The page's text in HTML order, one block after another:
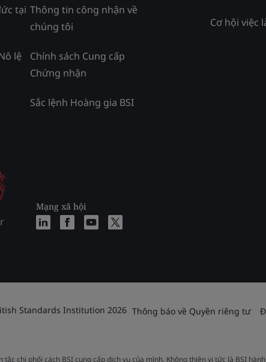
tại
lệ
Thông tin công nhận về
chúng tôi
Chính sách Cung cấp
Chứng nhận
Sắc lệnh Hoàng gia BSI
Mạng xã hội
Cơ hội việc
Standards Institution 2026 Thông báo về Quyền riêng tư
tắc chi phối cách BSI cung cấp dịch vụ của mình. Không thiên vị tức là BSI